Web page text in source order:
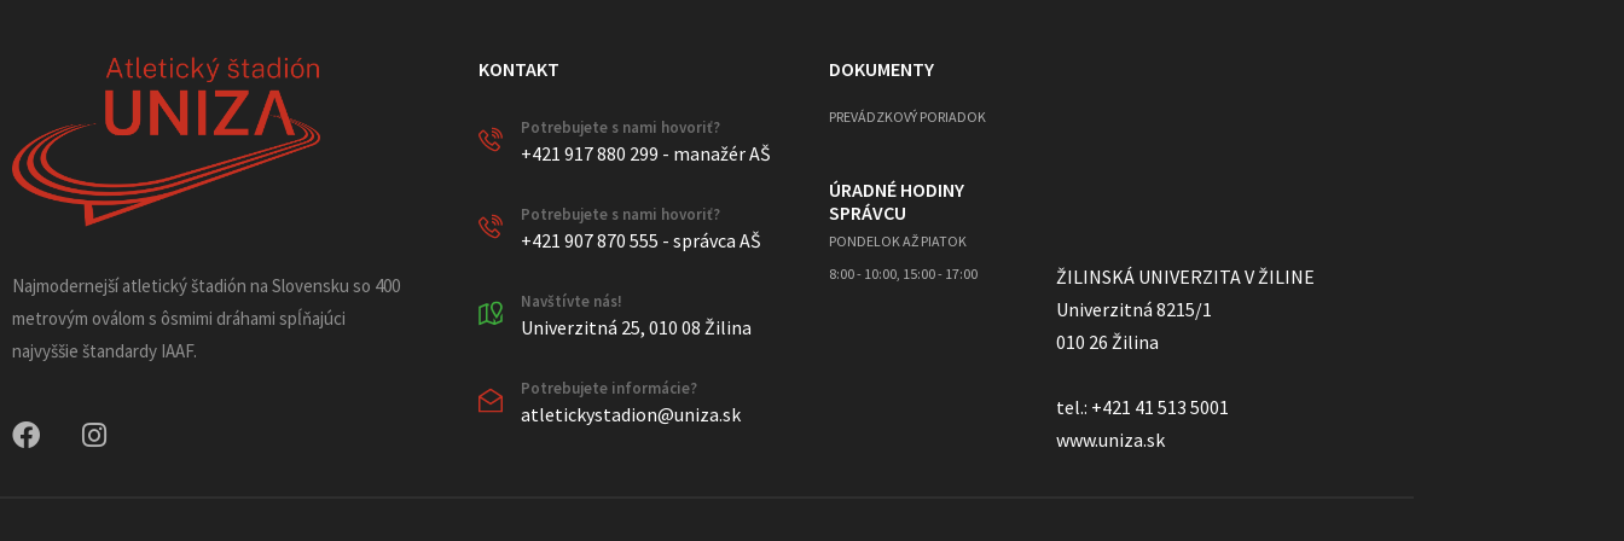
Najmodernejší atletický štadión na Slovensku so 400
metrovým oválom s ôsmimi dráhami spĺňajúci
najvyššie štandardy IAAF.
KONTAKT
Potrebujete s nami hovoriť?
+421 917 880 299 - manažér AŠ
Potrebujete s nami hovoriť?
+421 907 870 555 - správca AŠ
Navštívte nás!
Univerzitná 25, 010 08 Žilina
Potrebujete informácie?
atletickystadion@uniza.sk
DOKUMENTY
PREVÁDZKOVÝ PORIADOK
ÚRADNÉ HODINY
SPRÁVCU
PONDELOK AŽ PIATOK
8:00 - 10:00, 15:00 - 17:00
ŽILINSKÁ UNIVERZITA V ŽILINE
Univerzitná 8215/1
010 26 Žilina
tel.: +421 41 513 5001
www.uniza.sk